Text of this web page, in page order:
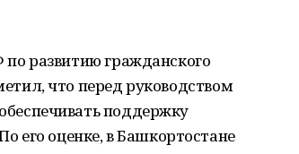
по развитию гражданского
что перед руководством
поддержку
его оценке, в Башкортостане